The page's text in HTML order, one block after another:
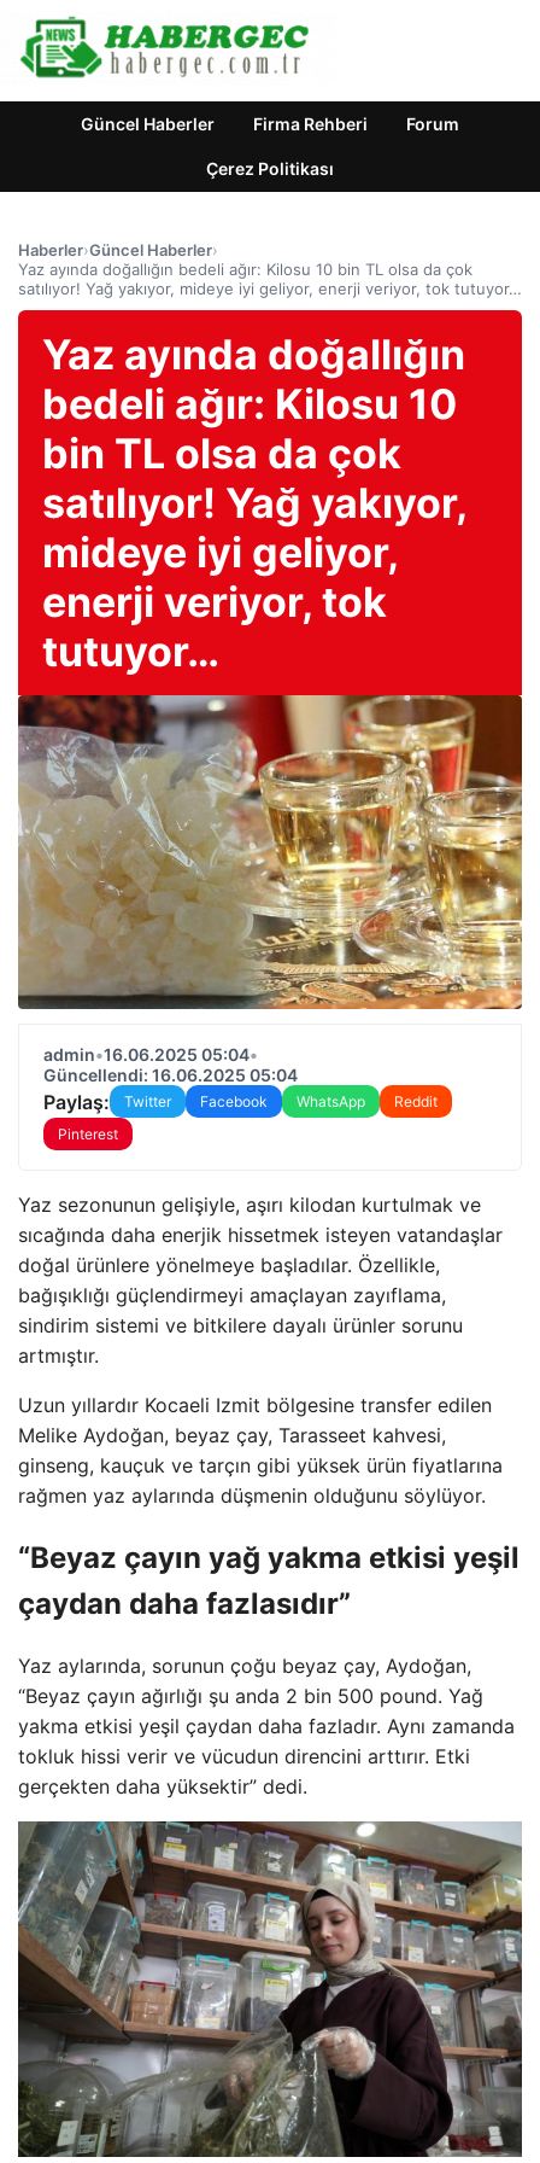
Güncel Haberler Firma Rehberi Forum
Çerez Politikası
Haberler›Güncel Haberler›
Yaz ayında doğallığın bedeli ağır: Kilosu 10 bin TL olsa da çok
satılıyor! Yağ yakıyor, mideye iyi geliyor, enerji veriyor, tok tutuyor…
Yaz ayında doğallığın
bedeli ağır: Kilosu 10
bin TL olsa da çok
satılıyor! Yağ yakıyor,
mideye iyi geliyor,
enerji veriyor, tok
tutuyor…
admin•16.06.2025 05:04•
Güncellendi: 16.06.2025 05:04
Paylaş: Twitter Facebook WhatsApp
Reddit
Pinterest
Yaz sezonunun gelişiyle, aşırı kilodan kurtulmak ve
sıcağında daha enerjik hissetmek isteyen vatandaşlar
doğal ürünlere yönelmeye başladılar. Özellikle,
bağışıklığı güçlendirmeyi amaçlayan zayıflama,
sindirim sistemi ve bitkilere dayalı ürünler sorunu
artmıştır.
Uzun yıllardır Kocaeli Izmit bölgesine transfer edilen
Melike Aydoğan, beyaz çay, Tarasseet kahvesi,
ginseng, kauçuk ve tarçın gibi yüksek ürün fiyatlarına
rağmen yaz aylarında düşmenin olduğunu söylüyor.
“Beyaz çayın yağ yakma etkisi yeşil
çaydan daha fazlasıdır”
Yaz aylarında, sorunun çoğu beyaz çay, Aydoğan,
“Beyaz çayın ağırlığı şu anda 2 bin 500 pound. Yağ
yakma etkisi yeşil çaydan daha fazladır. Aynı zamanda
tokluk hissi verir ve vücudun direncini arttırır. Etki
gerçekten daha yüksektir” dedi.